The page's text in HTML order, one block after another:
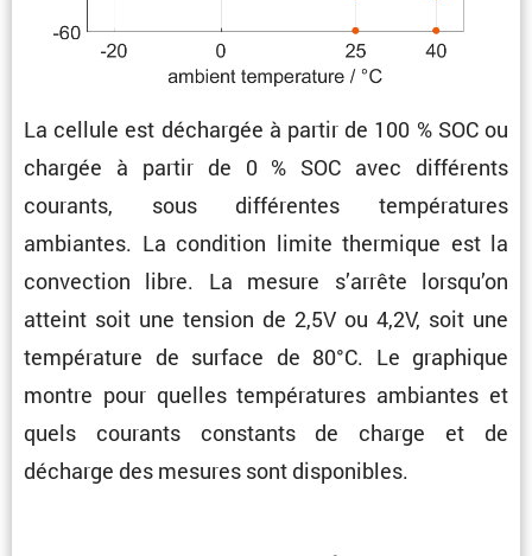
La cellule est déchargée à partir de 100 % SOC ou
chargée à partir de 0 % SOC avec diffé­rents
courants, sous diffé­rentes tempé­ra­tures
ambiantes. La condi­tion limite thermique est la
convec­tion libre. La mesure s’arrête lorsqu’on
atteint soit une tension de 2,5V ou 4,2V, soit une
tempé­ra­ture de surface de 80°C. Le graphique
montre pour quelles tempé­ra­tures ambiantes et
quels courants constants de charge et de
décharge des mesures sont disponibles.